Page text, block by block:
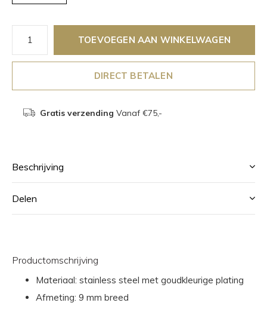
TOEVOEGEN AAN WINKELWAGEN
DIRECT BETALEN
Gratis verzending Vanaf €75,-
Beschrijving
Delen
Productomschrijving
Materiaal: stainless steel met goudkleurige plating
Afmeting: 9 mm breed